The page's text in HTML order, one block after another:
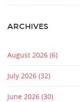
ARCHIVES
August 2026 (6)
July 2026 (32)
June 2026 (30)